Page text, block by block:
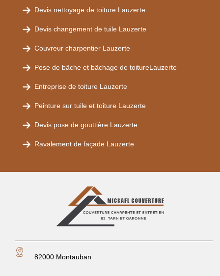
Devis nettoyage de toiture Lauzerte
Devis changement de tuile Lauzerte
Couvreur charpentier Lauzerte
Pose de bâche et bâchage de toitureLauzerte
Entreprise de toiture Lauzerte
Peinture sur tuile et toiture Lauzerte
Devis pose de gouttière Lauzerte
Ravalement de façade Lauzerte
82000 Montauban